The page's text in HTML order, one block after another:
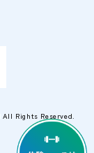
All Rights Reserved.